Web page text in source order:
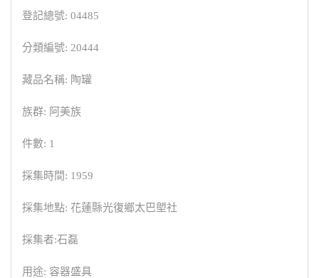
登記總號: 04485
分類編號: 20444
藏品名稱: 陶罐
族群: 阿美族
件數: 1
採集時間: 1959
採集地點: 花蓮縣光復鄉太巴塱社
採集者:石磊
用途: 容器盛具